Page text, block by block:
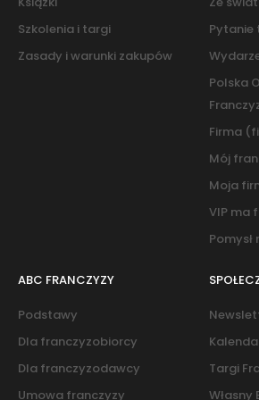
Szkolenia i targi
Zasady i warunki zakupów
Polska
Firma
Mój
Moja
VIP ma
Pomysł
ABC FRANCZYZY
Podstawy
Dla franczyzobiorcy
Dla franczyzodawcy
Umowa franczyzy
Targi
Własny